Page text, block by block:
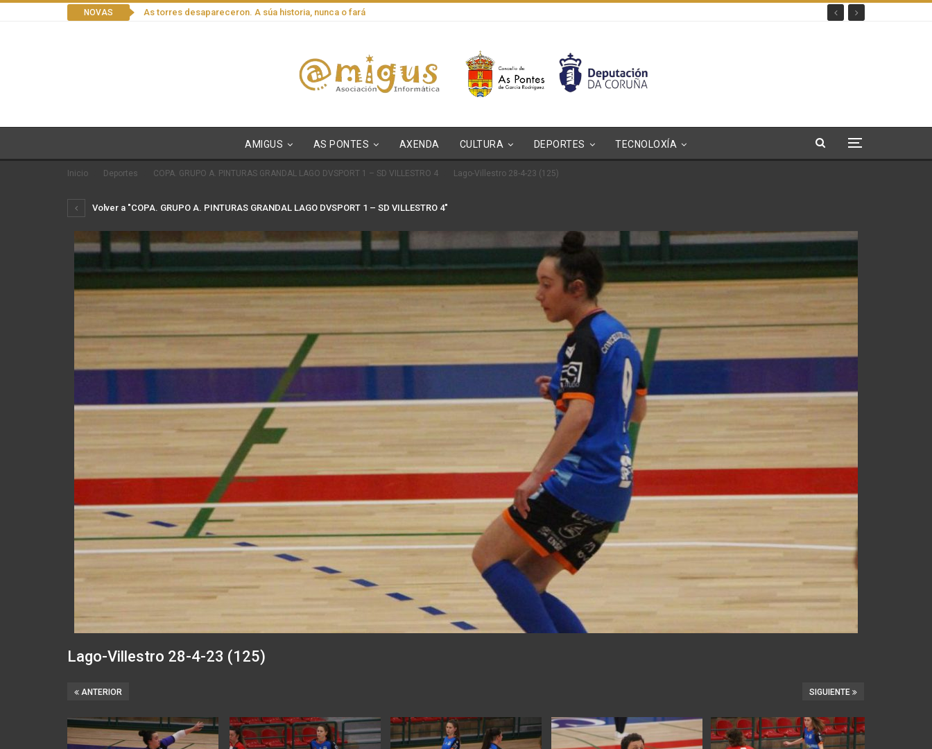
NOVAS As torres desapareceron. A súa historia, nunca o fará
AMIGUS AS PONTES AXENDA CULTURA DEPORTES TECNOLOXÍA
Inicio Deportes COPA. GRUPO A. PINTURAS GRANDAL LAGO DVSPORT 1 – SD VILLESTRO 4 Lago-Villestro 28-4-23 (125)
Volver a "COPA. GRUPO A. PINTURAS GRANDAL LAGO DVSPORT 1 – SD VILLESTRO 4"
Lago-Villestro 28-4-23 (125)
SIGUIENTE
ANTERIOR